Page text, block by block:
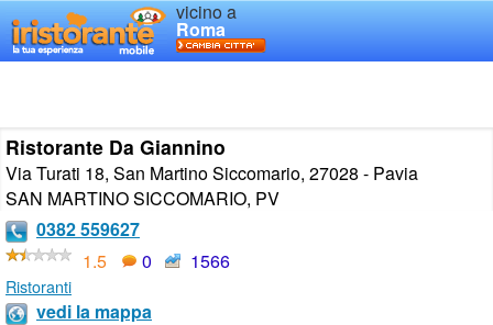
vicino a
Roma
Ristorante Da Giannino
Via Turati 18, San Martino Siccomario, 27028 - Pavia
SAN MARTINO SICCOMARIO, PV
0382 559627
1.5
0 1566
Ristoranti
vedi la mappa